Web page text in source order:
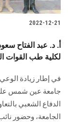
2022-12-21
أ. د. عبد الفتاح
لكلية طب القوات
في إطار زيادة
جامعة عين شمس
الدفاع الشعبي
الجامعة، وحضور